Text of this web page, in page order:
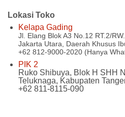
Lokasi Toko
Kelapa Gading
Jl. Elang Blok A3 No.12 RT.2/
Jakarta Utara, Daerah Khusus
+62 812-9000-2020 (Hanya
PIK 2
Ruko Shibuya, Blok H SHH
Teluknaga, Kabupaten
+62 811-8115-090